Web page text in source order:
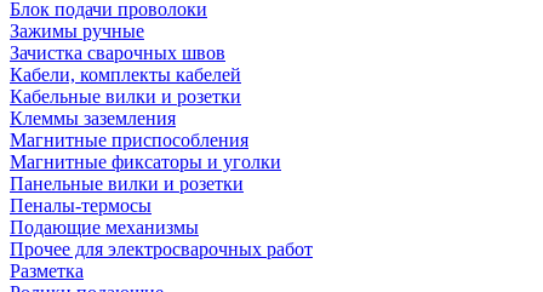
Блок подачи проволоки
Зажимы ручные
Зачистка сварочных швов
Кабели, комплекты кабелей
Кабельные вилки и розетки
Клеммы заземления
Магнитные приспособления
Магнитные фиксаторы и уголки
Панельные вилки и розетки
Пеналы-термосы
Подающие механизмы
Прочее для электросварочных работ
Разметка